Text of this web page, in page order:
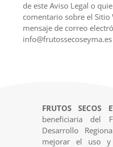
de este Aviso Legal o
comentario sobre el Sitio
mensaje de correo
info@frutossecoseyma.es
FRUTOS SECOS
beneficiaria del
Desarrollo
mejorar el uso